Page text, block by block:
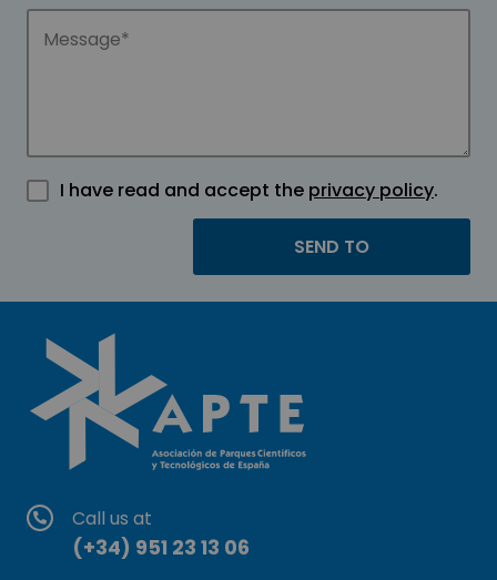
I have read and accept the privacy policy.
Call us at
(+34) 951 23 13 06